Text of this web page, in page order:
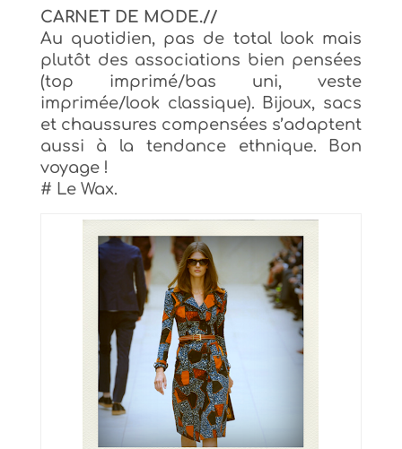
CARNET DE MODE.//
Au quotidien, pas de total look mais
plutôt des associations bien pensées
(top imprimé/bas uni, veste
imprimée/look classique). Bijoux, sacs
et chaussures compensées s’adaptent
aussi à la tendance ethnique. Bon
voyage !
# Le Wax.